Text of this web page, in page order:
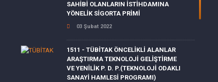
SAHİBİ OLANLARIN İSTİHDAMINA
YÖNELİK SİGORTA PRİMİ
03 Şubat 2022
1511 - TÜBİTAK ÖNCELİKLİ ALANLAR
ARAŞTIRMA TEKNOLOJİ GELİŞTİRME
VE YENİLİK P. D. P.(TEKNOLOJİ ODAKLI
SANAYİ HAMLESİ PROGRAMI)